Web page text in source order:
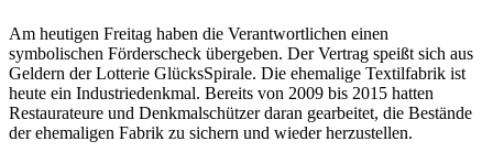
Am heutigen Freitag haben die Verantwortlichen einen
symbolischen Förderscheck übergeben. Der Vertrag speißt sich aus
Geldern der Lotterie GlücksSpirale. Die ehemalige Textilfabrik ist
heute ein Industriedenkmal. Bereits von 2009 bis 2015 hatten
Restaurateure und Denkmalschützer daran gearbeitet, die Bestände
der ehemaligen Fabrik zu sichern und wieder herzustellen.